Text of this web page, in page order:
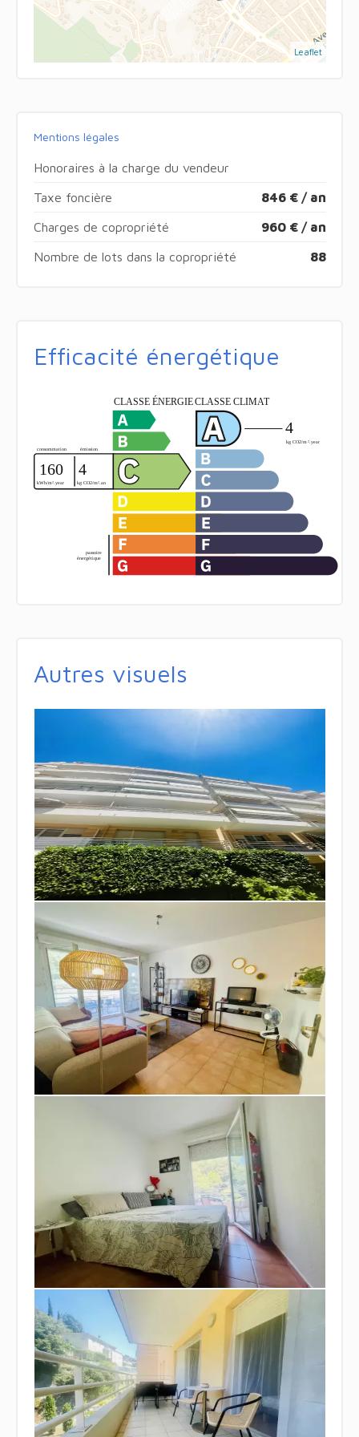
Leaflet
Mentions légales
Honoraires à la charge du vendeur
Taxe foncière 846 € / an
Charges de copropriété 960 € / an
Nombre de lots dans la copropriété 88
Efficacité énergétique
Autres visuels